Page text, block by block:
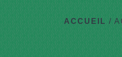
ACCUEIL/